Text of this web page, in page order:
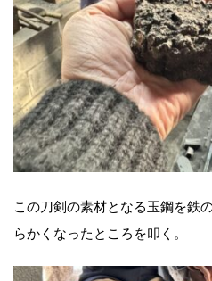
この刀剣の素材となる玉鋼を鉄
らかくなったところを叩く。